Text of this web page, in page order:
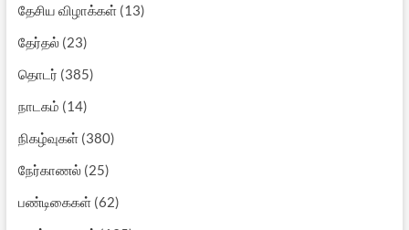
தேசிய விழாக்கள்(13)
தேர்தல்(23)
தொடர் (385)
நாடகம் (14)
நிகழ்வுகள்(380)
நேர்காணல்(25)
பண்டிகைகள்(62)